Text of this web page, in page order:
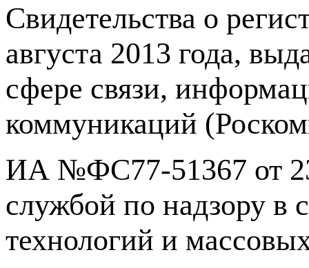
Свидетельства о
августа 2013 года,
сфере связи,
коммуникаций
ИА №ФС77-51367 от 23
службой по надзору в
технологий и